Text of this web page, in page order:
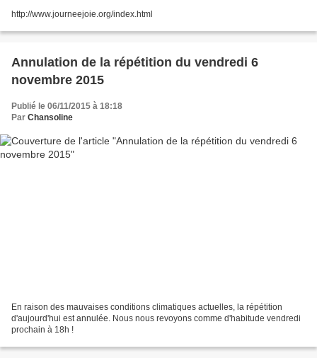
http://www.journeejoie.org/index.html
Annulation de la répétition du vendredi 6
novembre 2015
Publié le 06/11/2015 à 18:18
Par Chansoline
En raison des mauvaises conditions climatiques actuelles, la répétition
d'aujourd'hui est annulée. Nous nous revoyons comme d'habitude vendredi
prochain à 18h !